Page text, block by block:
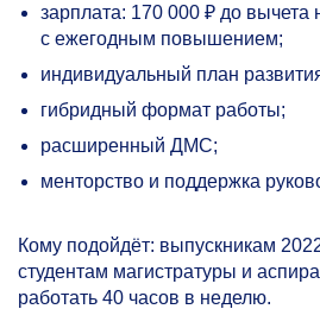
зарплата: 170 000 ₽ до вычета
с ежегодным повышением;
индивидуальный план
гибридный формат работы;
расширенный ДМС;
менторство и поддержка
Кому подойдёт: выпускникам
студентам магистратуры и
работать 40 часов в неделю.